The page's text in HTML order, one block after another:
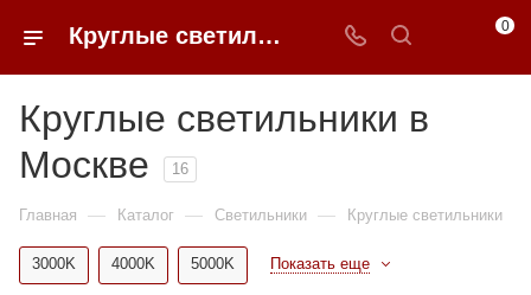
Круглые светильники в Москве купить по доступным ценам с доставкой от 0ФФЕР.ру 0
Круглые светильники в
Москве
16
Главная — Каталог — Светильники — Круглые светильники
3000K 4000K 5000K Показать еще